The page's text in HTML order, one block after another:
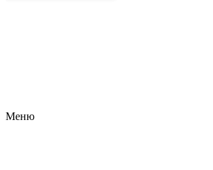
Меню